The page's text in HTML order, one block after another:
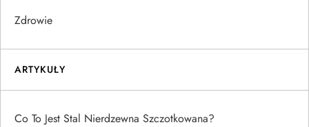
Zdrowie
ARTYKUŁY
Co To Jest Stal Nierdzewna Szczotkowana?